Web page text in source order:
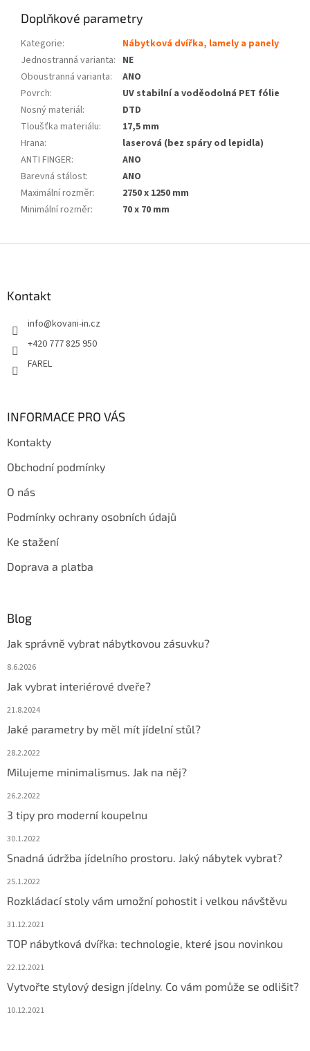
Doplňkové parametry
Kategorie:
Nábytková dvířka, lamely a panely
Jednostranná varianta: NE
Oboustranná varianta:
ANO
Povrch:
UV stabilní a voděodolná PET fólie
Nosný materiál:
DTD
Tloušťka materiálu:
17,5 mm
Hrana:
laserová (bez spáry od lepidla)
ANTI FINGER:
ANO
Barevná stálost:
ANO
Maximální rozměr:
2750 x 1250 mm
Minimální rozměr: 70 x 70 mm
Kontakt
info@kovani-in.cz
+420 777 825 950
FAREL
INFORMACE PRO VÁS
Kontakty
Obchodní podmínky
O nás
Podmínky ochrany osobních údajů
Ke stažení
Doprava a platba
Blog
Jak správně vybrat nábytkovou zásuvku?
8.6.2026
Jak vybrat interiérové dveře?
21.8.2024
Jaké parametry by měl mít jídelní stůl?
28.2.2022
Milujeme minimalismus. Jak na něj?
26.2.2022
3 tipy pro moderní koupelnu
30.1.2022
Snadná údržba jídelního prostoru. Jaký nábytek vybrat?
25.1.2022
Rozkládací stoly vám umožní pohostit i velkou návštěvu
31.12.2021
TOP nábytková dvířka: technologie, které jsou novinkou
22.12.2021
Vytvořte stylový design jídelny. Co vám pomůže se odlišit?
10.12.2021